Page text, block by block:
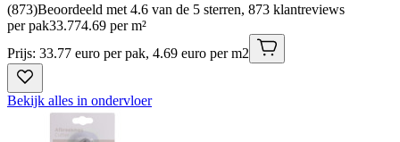
(873)Beoordeeld met 4.6 van de 5 sterren, 873 klantreviews
per pak33.774.69 per m²
Prijs: 33.77 euro per pak, 4.69 euro per m2
Bekijk alles in ondervloer